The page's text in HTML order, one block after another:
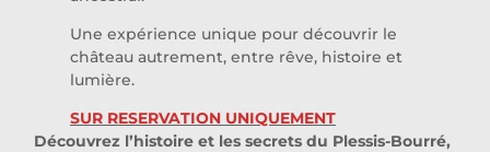
Une expérience unique pour découvrir le
château autrement, entre rêve, histoire et
lumière.
SUR RESERVATION UNIQUEMENT
Découvrez l’histoire et les secrets du Plessis-Bourré,